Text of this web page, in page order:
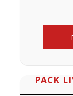
PACK